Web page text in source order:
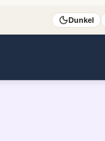
Dunkel